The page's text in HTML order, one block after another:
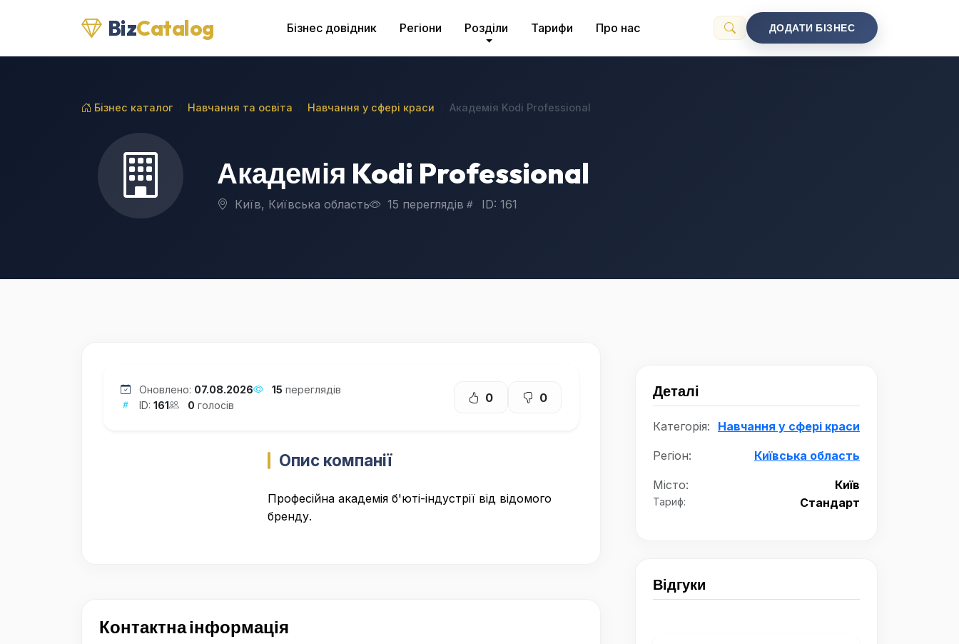
BizCatalog Бізнес довідник Регіони Розділи Тарифи Про нас ДОДАТИ БІЗНЕС
Бізнес каталог Навчання та освіта Навчання у сфері краси Академія Kodi Professional
Академія Kodi Professional
Київ, Київська область 15 переглядів ID: 161
Оновлено: 07.08.2026 15 переглядів
ID: 161 0 голосів
0 0
Опис компанії
Професійна академія б'юті-індустрії від відомого
бренду.
Контактна інформація
Деталі
Категорія: Навчання у сфері краси
Регіон: Київська область
Місто: Київ
Тариф: Стандарт
Відгуки